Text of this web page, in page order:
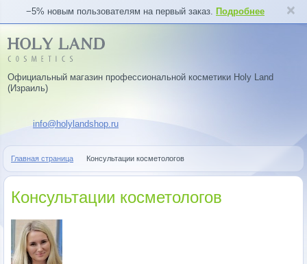
−5% новым пользователям на первый заказ. Подробнее
Официальный магазин профессиональной косметики Holy Land
(Израиль)
info@holylandshop.ru
Главная страница Консультации косметологов
Консультации косметологов